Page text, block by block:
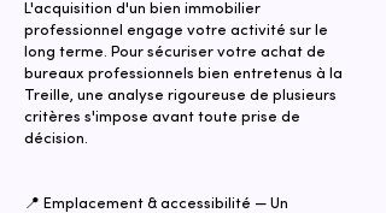
L'acquisition d'un bien immobilier
professionnel engage votre activité sur le
long terme. Pour sécuriser votre achat de
bureaux professionnels bien entretenus à la
Treille, une analyse rigoureuse de plusieurs
critères s'impose avant toute prise de
décision.
📍 Emplacement & accessibilité — Un